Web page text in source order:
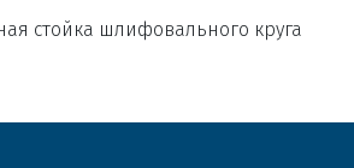
стойка шлифовального круга